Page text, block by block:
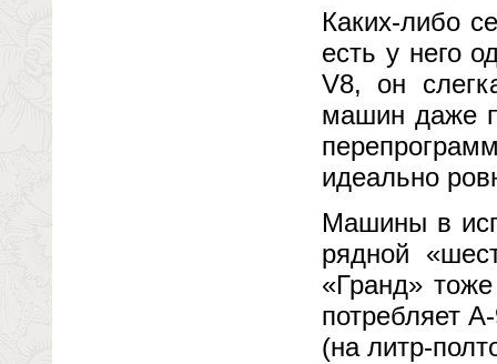
Каких-либо
есть у него
V8, он
машин даже
идеально
Машины в
рядной
«Гранд»
потребляет
(на литр-